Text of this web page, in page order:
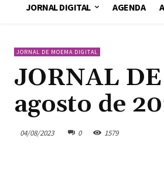
JORNAL DIGITAL AGENDA
JORNAL DE MOEMA DIGITAL
JORNAL
agosto de
04/08/2023 0 1579